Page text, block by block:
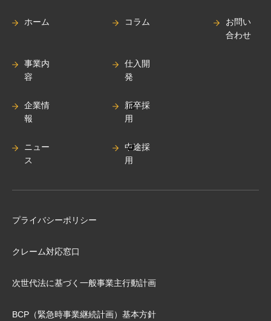
ホーム
事業内
容
企業情
報
ニュー
ス
コラム
仕入開
発
新卒採
用
中途採
用
お問い
合わせ
プライバシーポリシー
クレーム対応窓口
次世代法に基づく⼀般事業主⾏動計画
BCP（緊急時事業継続計画）基本⽅針